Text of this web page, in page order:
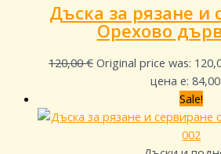
Дъска за рязане и
Орехово
120,00€ Original price was:
цена е:
Sale!